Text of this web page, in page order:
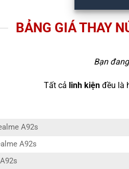
BẢNG GIÁ THAY
Bạn
Tất cả linh kiệnđều là
A92s
A92s